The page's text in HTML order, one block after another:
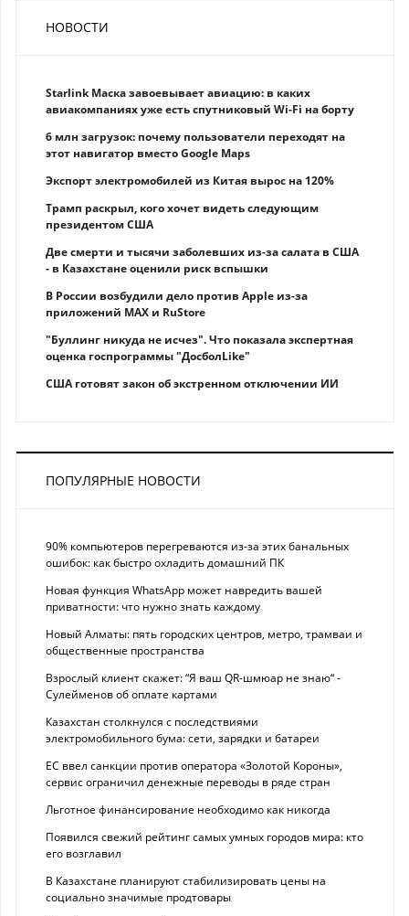
НОВОСТИ
Starlink Маска завоевывает авиацию: в каких
авиакомпаниях уже есть спутниковый Wi-Fi на борту
6 млн загрузок: почему пользователи переходят на
этот навигатор вместо Google Maps
Экспорт электромобилей из Китая вырос на 120%
Трамп раскрыл, кого хочет видеть следующим
президентом США
Две смерти и тысячи заболевших из-за салата в США
- в Казахстане оценили риск вспышки
В России возбудили дело против Apple из-за
приложений MAX и RuStore
"Буллинг никуда не исчез". Что показала экспертная
оценка госпрограммы "ДосболLike"
США готовят закон об экстренном отключении ИИ
ПОПУЛЯРНЫЕ НОВОСТИ
90% компьютеров перегреваются из-за этих банальных
ошибок: как быстро охладить домашний ПК
Новая функция WhatsApp может навредить вашей
приватности: что нужно знать каждому
Новый Алматы: пять городских центров, метро, трамваи и
общественные пространства
Взрослый клиент скажет: “Я ваш QR-шмюар не знаю“ -
Сулейменов об оплате картами
Казахстан столкнулся с последствиями
электромобильного бума: сети, зарядки и батареи
ЕС ввел санкции против оператора «Золотой Короны»,
сервис ограничил денежные переводы в ряде стран
Льготное финансирование необходимо как никогда
Появился свежий рейтинг самых умных городов мира: кто
его возглавил
В Казахстане планируют стабилизировать цены на
социально значимые продтовары